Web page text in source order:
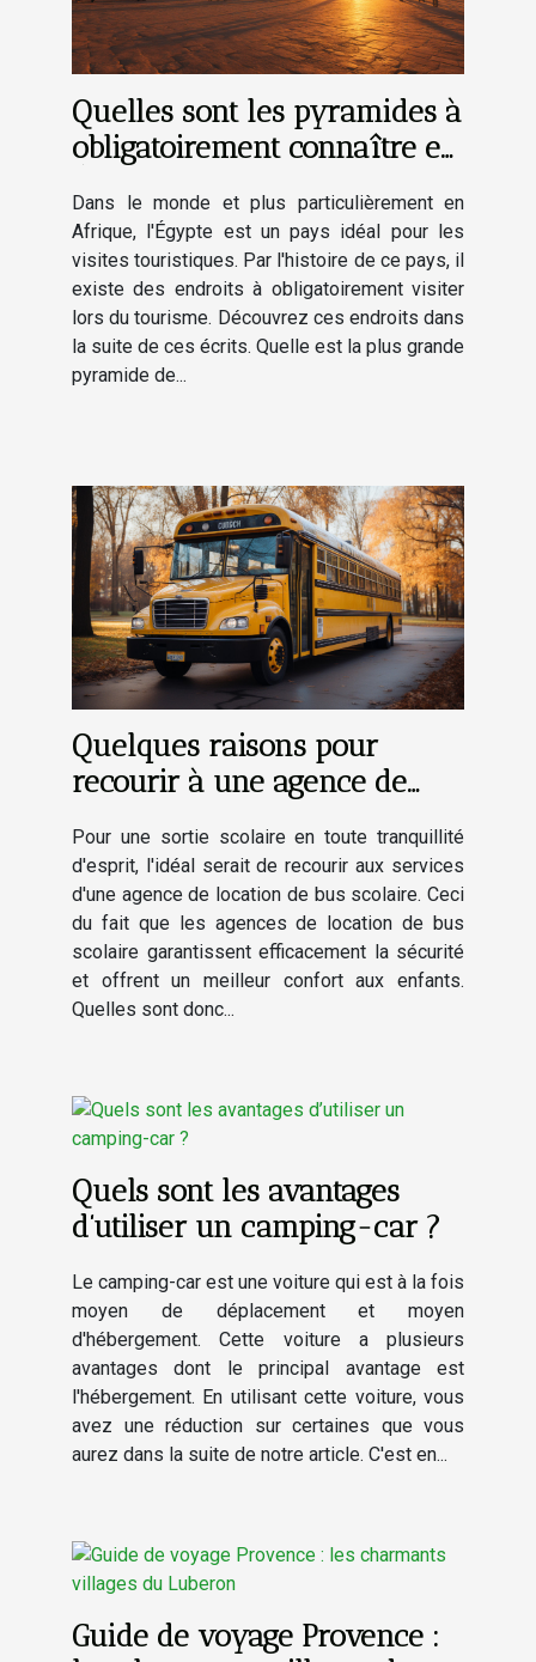
Quelles sont les pyramides à
obligatoirement connaître en
Dans le monde et plus particulièrement en
Afrique, l'Égypte est un pays idéal pour les
visites touristiques. Par l'histoire de ce pays, il
existe des endroits à obligatoirement visiter
lors du tourisme. Découvrez ces endroits dans
la suite de ces écrits. Quelle est la plus grande
pyramide de...
Quelques raisons pour
recourir à une agence de
Pour une sortie scolaire en toute tranquillité
d'esprit, l'idéal serait de recourir aux services
d'une agence de location de bus scolaire. Ceci
du fait que les agences de location de bus
scolaire garantissent efficacement la sécurité
et offrent un meilleur confort aux enfants.
Quelles sont donc...
Quels sont les avantages
d’utiliser un camping-car ?
Le camping-car est une voiture qui est à la fois
moyen de déplacement et moyen
d'hébergement. Cette voiture a plusieurs
avantages dont le principal avantage est
l'hébergement. En utilisant cette voiture, vous
avez une réduction sur certaines que vous
aurez dans la suite de notre article. C'est en...
Guide de voyage Provence :